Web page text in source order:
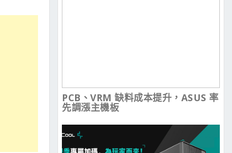
PCB、VRM 缺料成本提升，ASUS 率
先調漲主機板